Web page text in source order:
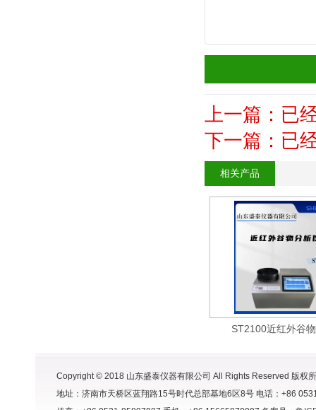
上一篇：已
下一篇：已
相关产品
ST2100近红外谷
Copyright © 2018 山东盛泰仪器有限公司 All Rights Reserved 版权
地址：济南市天桥区蓝翔路15号时代总部基地6区8号 电话：+86